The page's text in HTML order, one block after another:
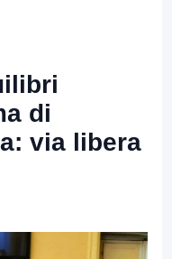
di
via libera